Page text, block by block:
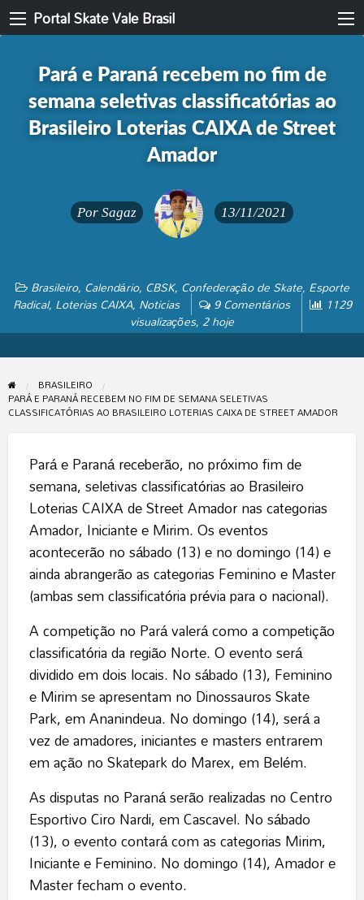
Portal Skate Vale Brasil
Pará e Paraná recebem no fim de
semana seletivas classificatórias ao
Brasileiro Loterias CAIXA de Street
Amador
Por Sagaz 13/11/2021
Brasileiro, Calendário, CBSK, Confederação de Skate, Esporte
Radical, Loterias CAIXA, Noticias 9 Comentários 1129
visualizações, 2 hoje
BRASILEIRO
PARÁ E PARANÁ RECEBEM NO FIM DE SEMANA SELETIVAS
CLASSIFICATÓRIAS AO BRASILEIRO LOTERIAS CAIXA DE STREET AMADOR
Pará e Paraná receberão, no próximo fim de
semana, seletivas classificatórias ao Brasileiro
Loterias CAIXA de Street Amador nas categorias
Amador, Iniciante e Mirim. Os eventos
acontecerão no sábado (13) e no domingo (14) e
ainda abrangerão as categorias Feminino e Master
(ambas sem classificatória prévia para o nacional).
A competição no Pará valerá como a competição
classificatória da região Norte. O evento será
dividido em dois locais. No sábado (13), Feminino
e Mirim se apresentam no Dinossauros Skate
Park, em Ananindeua. No domingo (14), será a
vez de amadores, iniciantes e masters entrarem
em ação no Skatepark do Marex, em Belém.
As disputas no Paraná serão realizadas no Centro
Esportivo Ciro Nardi, em Cascavel. No sábado
(13), o evento contará com as categorias Mirim,
Iniciante e Feminino. No domingo (14), Amador e
Master fecham o evento.